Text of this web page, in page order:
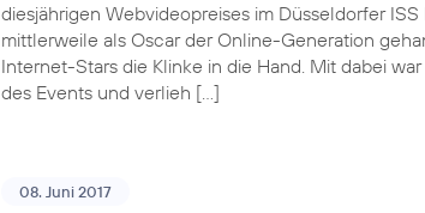
diesjährigen Webvideopreises im Düsseldorfer
mittlerweile als Oscar der Online-Generation
Internet-Stars die Klinke in die Hand. Mit dabei
des Events und verlieh […]
08. Juni 2017